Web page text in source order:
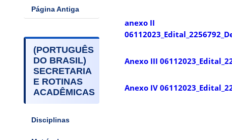
Página Antiga
(PORTUGUÊS
DO BRASIL)
SECRETARIA
E ROTINAS
ACADÊMICAS
Disciplinas
anexo II
Anexo III
Anexo IV